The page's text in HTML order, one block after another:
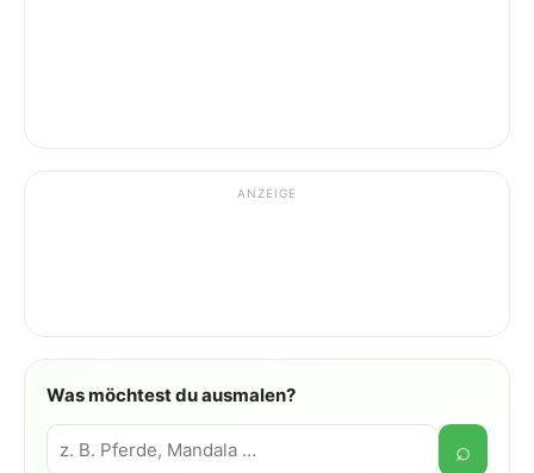
ANZEIGE
Was möchtest du ausmalen?
Suche
⌕